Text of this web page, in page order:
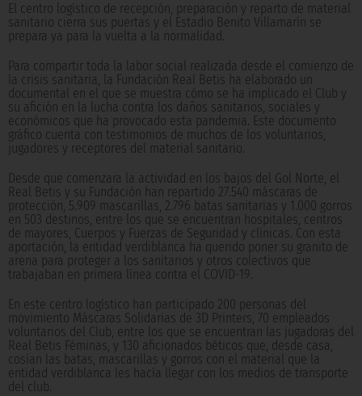
El centro logístico de recepción, preparación y reparto de material
sanitario cierra sus puertas y el Estadio Benito Villamarín se
prepara ya para la vuelta a la normalidad.
Para compartir toda la labor social realizada desde el comienzo de
la crisis sanitaria, la Fundación Real Betis ha elaborado un
documental en el que se muestra cómo se ha implicado el Club y
su afición en la lucha contra los daños sanitarios, sociales y
económicos que ha provocado esta pandemia. Este documento
gráfico cuenta con testimonios de muchos de los voluntarios,
jugadores y receptores del material sanitario.
Desde que comenzara la actividad en los bajos del Gol Norte, el
Real Betis y su Fundación han repartido 27.540 máscaras de
protección, 5.909 mascarillas, 2.796 batas sanitarias y 1.000 gorros
en 503 destinos, entre los que se encuentran hospitales, centros
de mayores, Cuerpos y Fuerzas de Seguridad y clínicas. Con esta
aportación, la entidad verdiblanca ha querido poner su granito de
arena para proteger a los sanitarios y otros colectivos que
trabajaban en primera línea contra el COVID-19.
En este centro logístico han participado 200 personas del
movimiento Máscaras Solidarias de 3D Printers, 70 empleados
voluntarios del Club, entre los que se encuentran las jugadoras del
Real Betis Féminas, y 130 aficionados béticos que, desde casa,
cosían las batas, mascarillas y gorros con el material que la
entidad verdiblanca les hacía llegar con los medios de transporte
del club.